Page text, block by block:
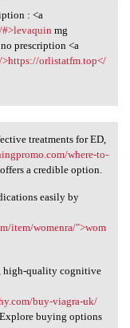
: <a
mg
prescription <a
orlistatfm.top</
treatments for ED,
where-to-
a credible option.
easily by
item/womenra/">wom
high-quality cognitive
buy-viagra-uk/
buying options